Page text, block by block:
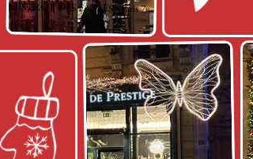
BISTROT DES FABLES - Paris 7e